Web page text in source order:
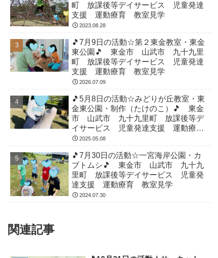
町 放課後等デイサービス 児童発達
支援 運動療育 教室見学
2023.08.28
🎵7月9日の活動☆第２東金教室・東金
東公園🎵 東金市 山武市 九十九里
町 放課後等デイサービス 児童発達
支援 運動療育 教室見学
2026.07.09
🎵5月8日の活動☆みどりが丘教室・東
金東公園・制作（たけのこ）🎵 東金
市 山武市 九十九里町 放課後等デ
イサービス 児童発達支援 運動療
育 教室見学
2025.05.08
🎵7月30日の活動☆一宮海岸公園・カ
ブトムシ🎵 東金市 山武市 九十九
里町 放課後等デイサービス 児童発
達支援 運動療育 教室見学
2024.07.30
関連記事